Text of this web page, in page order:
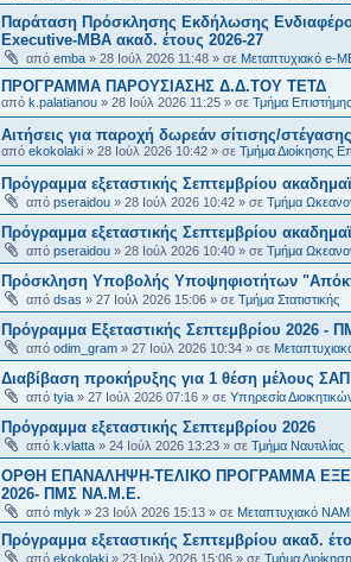
Παράταση Πρόσκλησης Εκδήλωσης
Executive-MBΑ ακαδ. έτους 2026-27
από emba » 28 Ιούλ 2026 11:48 » σε Μεταπτυχιακό e-
ΠΡΟΓΡΑΜΜΑ ΠΑΡΟΥΣΙΑΣΗΣ Δ.Δ.ΤΟΥ ΤΕΤΔ
από k.palatianou » 28 Ιούλ 2026 11:25 » σε Τμήμα
Αιτήσεις για παροχή δωρεάν σίτισης/
από ekokolaki » 28 Ιούλ 2026 10:42 » σε Τμήμα Διοίκησης
Πρόγραμμα εξεταστικής Σεπτεμβρίου
από pseraidou » 28 Ιούλ 2026 10:42 » σε Τμήμα
Πρόγραμμα εξεταστικής Σεπτεμβρίου
από pseraidou » 28 Ιούλ 2026 10:40 » σε Τμήμα
Πρόσκληση Υποβολής Υποψηφιοτήτων
από dsas » 27 Ιούλ 2026 15:06 » σε Τμήμα Στατιστικής
Πρόγραμμα Εξεταστικής Σεπτεμβρίου 2026 -
από odim_gram » 27 Ιούλ 2026 10:34 » σε
Διαβίβαση προκήρυξης για 1 θέση μέλους
από tyia » 27 Ιούλ 2026 07:16 » σε Υπηρεσία
Πρόγραμμα εξεταστικής Σεπτεμβρίου 2026
από k.vlatta » 24 Ιούλ 2026 13:23 » σε Τμήμα Ναυτιλίας
ΟΡΘΗ ΕΠΑΝΑΛΗΨΗ-ΤΕΛΙΚΟ ΠΡΟΓΡΑΜΜΑ
2026- ΠΜΣ ΝΑ.Μ.Ε.
από mlyk » 23 Ιούλ 2026 15:13 » σε Μεταπτυχιακό
Πρόγραμμα εξεταστικής Σεπτεμβρίου ακαδ.
από ekokolaki » 23 Ιούλ 2026 15:06 » σε Τμήμα